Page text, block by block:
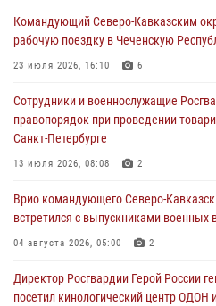
дорогой к Победе в СВО» (видео)
08 августа 2026, 07:00
настольному теннису ко Дню
08 августа 2026, 07:00
Росгвардейцы обеспечили
08 августа 2026, 07:00
В Москве росгвардейцы оказали
08 августа 2026, 06:32 1
Командующий Северо-Кавказским
рабочую поездку в Чеченскую
23 июля 2026, 16:10 6
Сотрудники и военнослужащие
правопорядок при проведении
Санкт-Петербурге
13 июля 2026, 08:08 2
Врио командующего Северо-
встретился с выпускниками военных
04 августа 2026, 05:00 2
Директор Росгвардии Герой России
посетил кинологический центр